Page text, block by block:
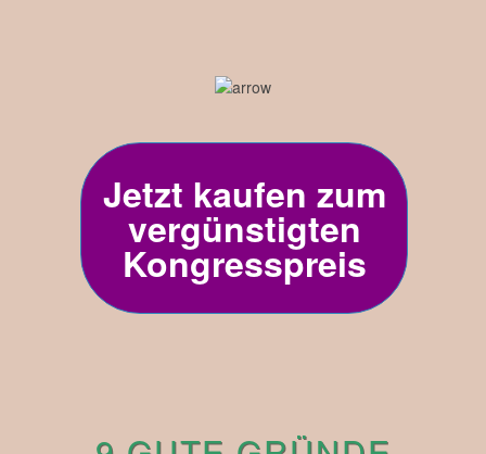
Jetzt kaufen zum
vergünstigten
Kongresspreis